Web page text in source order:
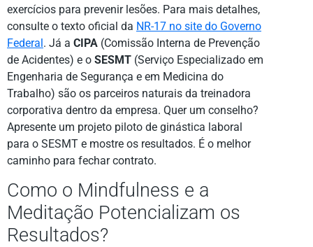
exercícios para prevenir lesões. Para mais detalhes,
consulte o texto oficial da NR-17 no site do Governo
Federal. Já a CIPA (Comissão Interna de Prevenção
de Acidentes) e o SESMT (Serviço Especializado em
Engenharia de Segurança e em Medicina do
Trabalho) são os parceiros naturais da treinadora
corporativa dentro da empresa. Quer um conselho?
Apresente um projeto piloto de ginástica laboral
para o SESMT e mostre os resultados. É o melhor
caminho para fechar contrato.
Como o Mindfulness e a
Meditação Potencializam os
Resultados?